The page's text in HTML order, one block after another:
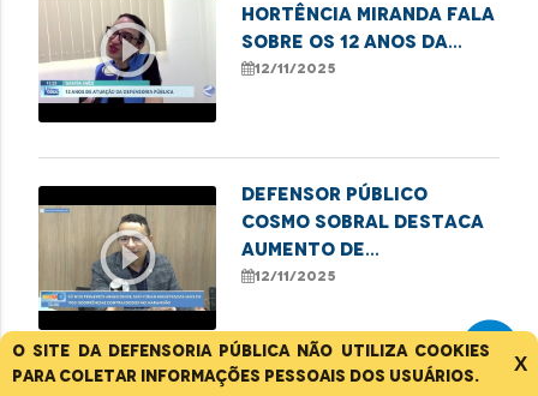
O site da Defensoria Pública não utiliza cookies
para coletar informações pessoais dos usuários.
X
play_circle_outline
Hortência Miranda fala
sobre os 12 anos da
DPE/MA em Santa Inês
12/11/2025
play_circle_outline
Defensor Público
Cosmo Sobral destaca
aumento de
atendimentos por
idosos na DPE/MA
12/11/2025